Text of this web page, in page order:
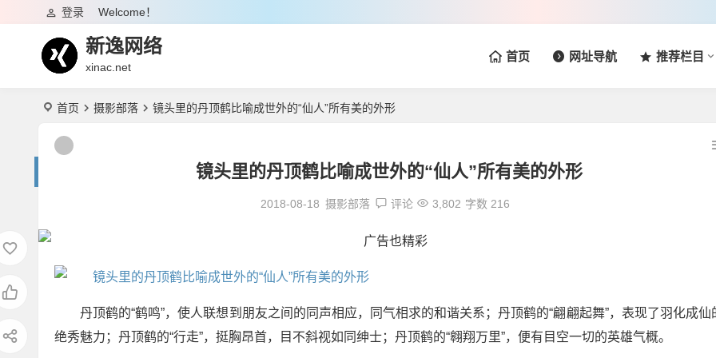
Welcome！
登录
新逸网络
xinac.net
首页 网址导航 推荐栏目
首页 摄影部落 镜头里的丹顶鹤比喻成世外的“仙人”所有美的外形
镜头里的丹顶鹤比喻成世外的“仙人”所有美的外形
2018-08-18 摄影部落 评论 3,802 字数 216
丹顶鹤的“鹤鸣”，使人联想到朋友之间的同声相应，同气相求的和谐关系；丹顶鹤的“翩翩起舞”，表现了羽化成仙
绝秀魅力；丹顶鹤的“行走”，挺胸昂首，目不斜视如同绅士；丹顶鹤的“翱翔万里”，便有目空一切的英雄气概。